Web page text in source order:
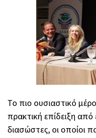
Το πιο ουσιαστικό
πρακτική επίδειξη από
διασώστες, οι οποίοι